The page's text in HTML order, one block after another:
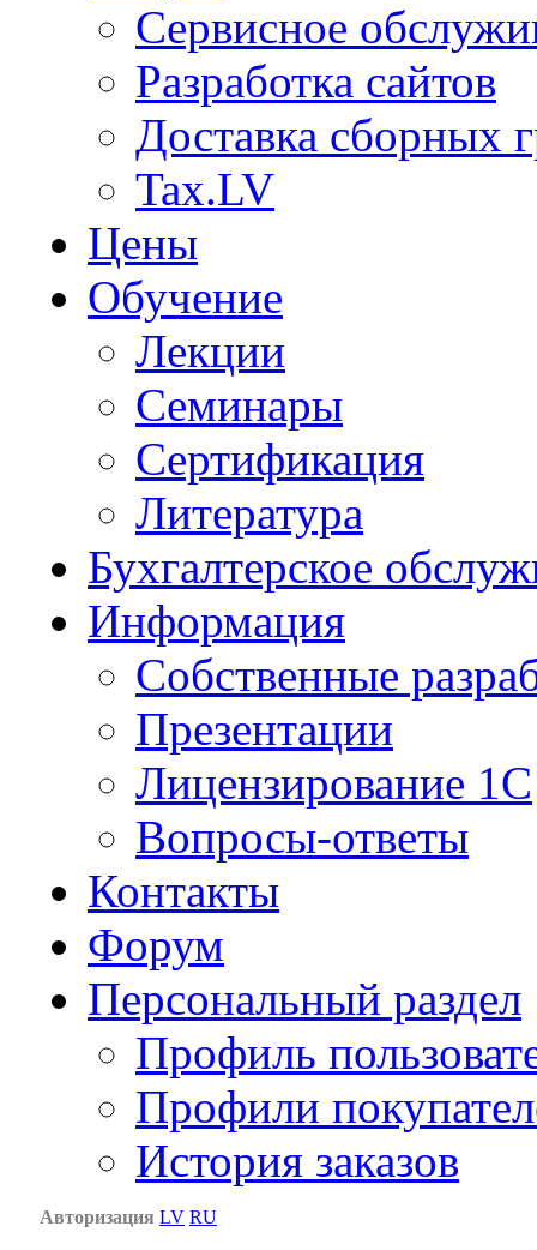
Сервисное
Разработка сайтов
Доставка сборных
Tax.LV
Цены
Обучение
Лекции
Семинары
Сертификация
Литература
Бухгалтерское
Информация
Собственные
Презентации
Лицензирование 1С
Вопросы-ответы
Контакты
Форум
Персональный раздел
Профиль
Профили
История заказов
Авторизация LV RU